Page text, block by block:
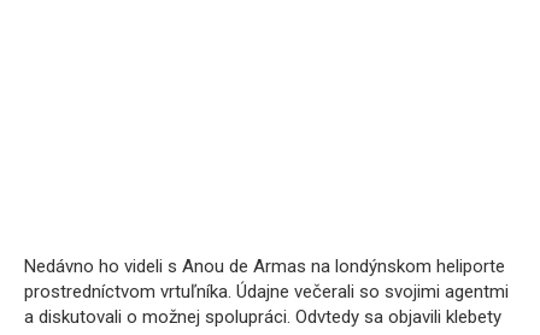
Nedávno ho videli s Anou de Armas na londýnskom heliporte
prostredníctvom vrtuľníka. Údajne večerali so svojimi agentmi
a diskutovali o možnej spolupráci. Odvtedy sa objavili klebety